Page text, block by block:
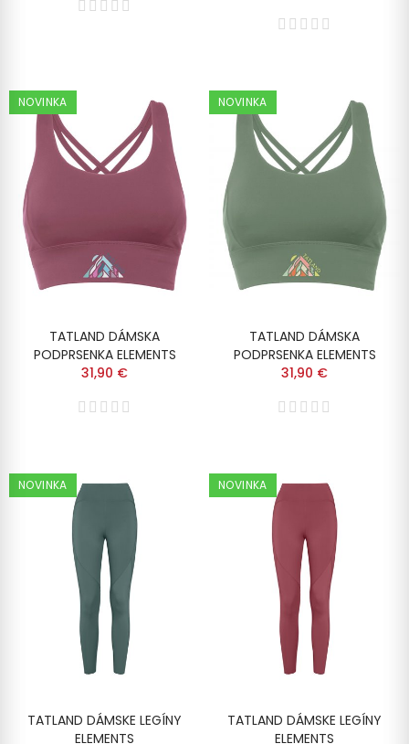
NOVINKA
TATLAND DÁMSKA
PODPRSENKA ELEMENTS
31,90 €
NOVINKA
TATLAND DÁMSKA
PODPRSENKA ELEMENTS
31,90 €
NOVINKA
TATLAND DÁMSKE LEGÍNY
ELEMENTS
NOVINKA
TATLAND DÁMSKE LEGÍNY
ELEMENTS